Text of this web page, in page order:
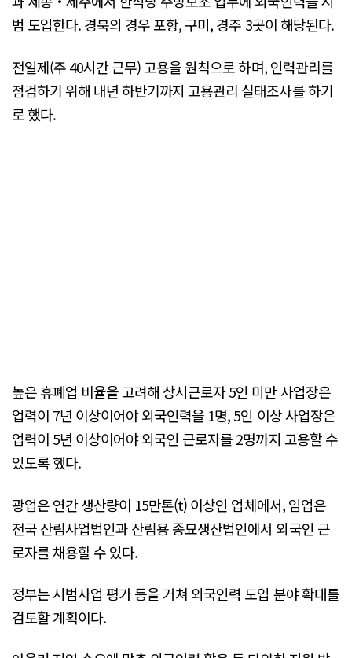
범 도입한다. 경북의 경우 포항, 구미, 경주 3곳이 해당된다.
전일제(주 40시간 근무) 고용을 원칙으로 하며, 인력관리를
점검하기 위해 내년 하반기까지 고용관리 실태조사를 하기
로 했다.
높은 휴폐업 비율을 고려해 상시근로자 5인 미만 사업장은
업력이 7년 이상이어야 외국인력을 1명, 5인 이상 사업장은
업력이 5년 이상이어야 외국인 근로자를 2명까지 고용할 수
있도록 했다.
광업은 연간 생산량이 15만톤(t) 이상인 업체에서, 임업은
전국 산림사업법인과 산림용 종묘생산법인에서 외국인 근
로자를 채용할 수 있다.
정부는 시범사업 평가 등을 거쳐 외국인력 도입 분야 확대를
검토할 계획이다.